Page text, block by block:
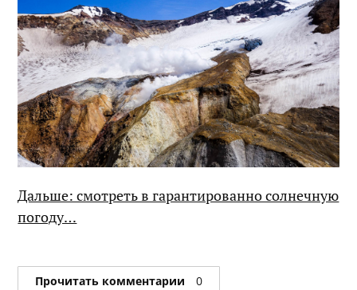
Дальше: смотреть в гарантированно солнечную
погоду…
Прочитать комментарии 0